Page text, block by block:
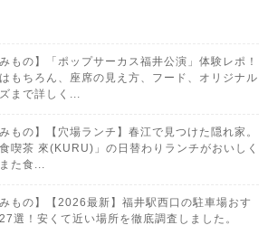
みもの】「ポップサーカス福井公演」体験レポ！
もちろん、座席の見え方、フード、オリジナル
まで詳しく...
みもの】【穴場ランチ】春江で見つけた隠れ家。
食喫茶 來(KURU)」の日替わりランチがおいしく
た食...
みもの】【2026最新】福井駅西口の駐車場おす
選！安くて近い場所を徹底調査しました。